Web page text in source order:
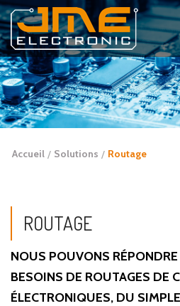
Aller
directement
à
la
navigation
Aller
directement
au
ACCUEIL
SOCIÉTÉ
SOLUTIONS
Accueil Solutions Routage
ROUTAGE
NOUS POUVONS
BESOINS DE ROUTAGES DE
ÉLECTRONIQUES, DU